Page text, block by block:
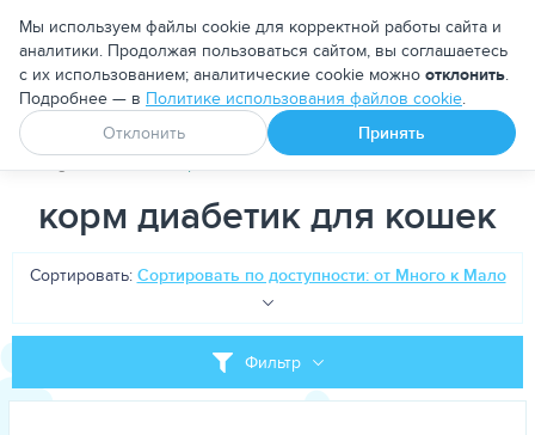
Москва
Апоквел Ветмедин От блох и клещей
PetDog Теги корм диабетик для кошек
корм диабетик для кошек
Фильтр
Сортировать: Сортировать по доступности: от Много к Мало
Мы используем файлы cookie для корректной работы сайта и
аналитики. Продолжая пользоваться сайтом, вы соглашаетесь
с их использованием; аналитические cookie можно отклонить.
Подробнее — в Политике использования файлов cookie.
Отклонить
Принять